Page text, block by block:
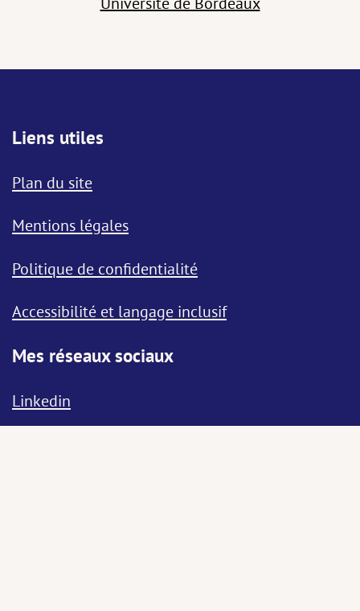
Liens utiles
Plan du site
Mentions légales
Politique de confidentialité
Accessibilité et langage inclusif
Mes réseaux sociaux
Linkedin